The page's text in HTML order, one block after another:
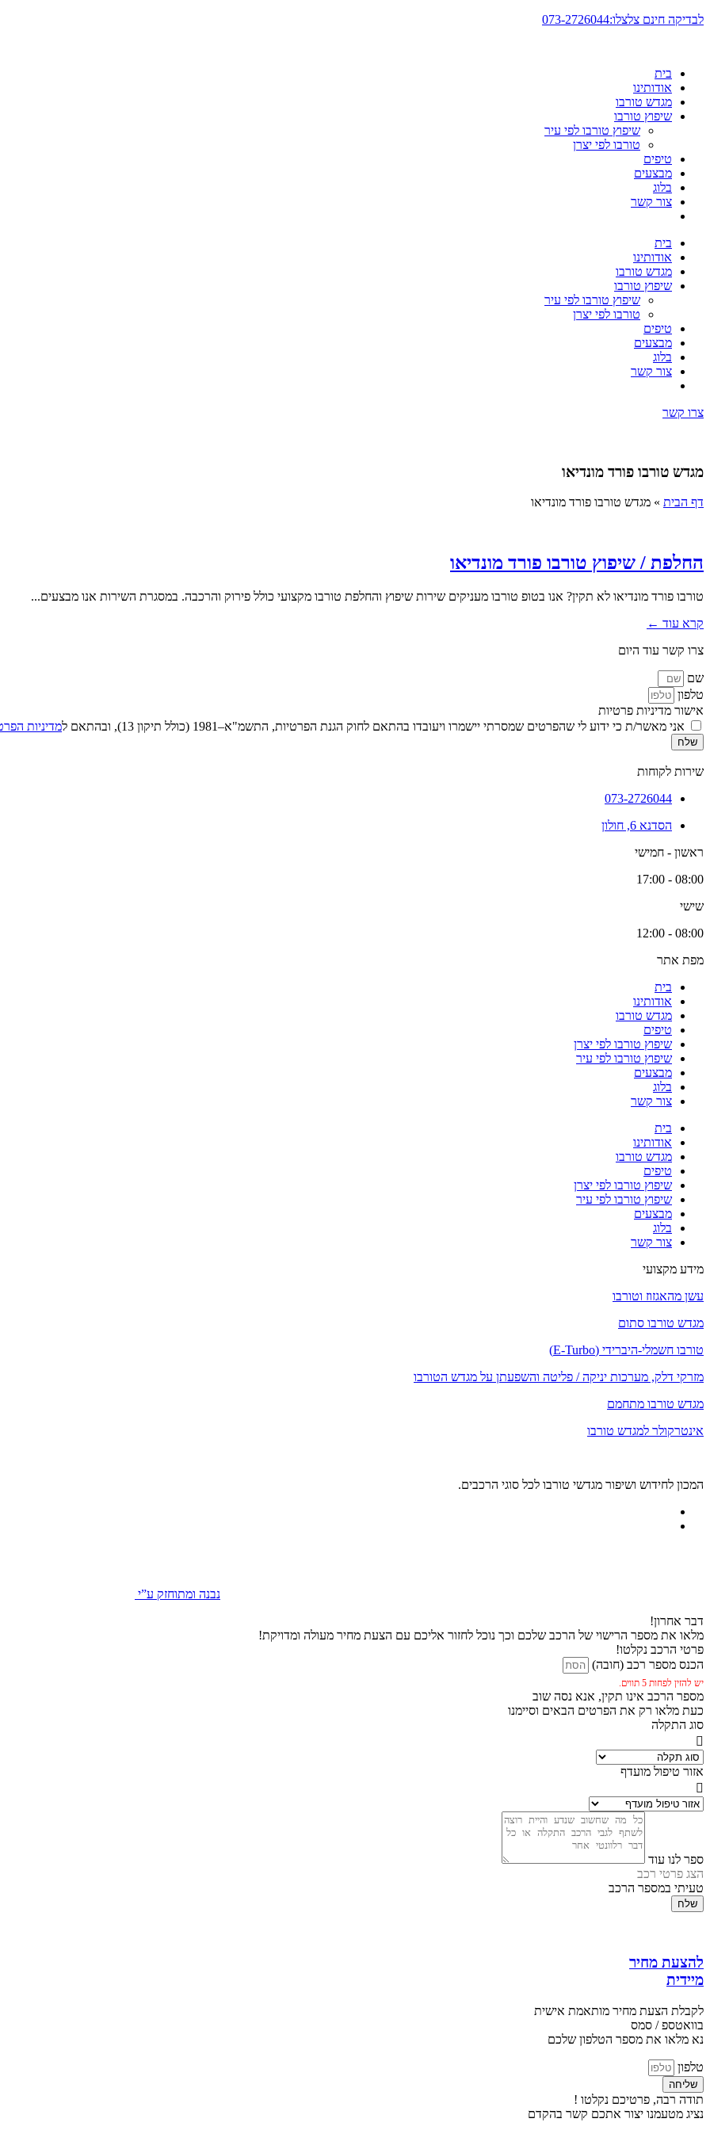
דלג
לבדיקה חינם צלצלו:073-2726044
בית
אודותינו
מגדש טורבו
שיפוץ טורבו
שיפוץ טורבו לפי עיר
טורבו לפי יצרן
טיפים
מבצעים
בלוג
צור קשר
בית
אודותינו
מגדש טורבו
שיפוץ טורבו
שיפוץ טורבו לפי עיר
טורבו לפי יצרן
טיפים
מבצעים
בלוג
צור קשר
צרו קשר
מגדש טורבו פורד מונדיאו
דף הבית » מגדש טורבו פורד מונדיאו
החלפת / שיפוץ טורבו פורד מונדיאו
טורבו פורד מונדיאו לא תקין? אנו בטופ טורבו מעניקים שירות שיפוץ והחלפת טורבו מקצועי כולל פירוק והרכבה. במסגרת השירות אנו מבצעים...
קרא עוד ←
צרו קשר עוד היום
שם
טלפון
אישור מדיניות פרטיות
אני מאשר/ת כי ידוע לי שהפרטים שמסרתי יישמרו ויעובדו בהתאם לחוק הגנת הפרטיות, התשמ"א–1981 (כולל תיקון 13), ובהתאם ל
מדיניות
שלח
שירות לקוחות
073-2726044
הסדנא 6, חולון
ראשון - חמישי
08:00 - 17:00
שישי
08:00 - 12:00
מפת אתר
בית
אודותינו
מגדש טורבו
טיפים
שיפוץ טורבו לפי יצרן
שיפוץ טורבו לפי עיר
מבצעים
בלוג
צור קשר
בית
אודותינו
מגדש טורבו
טיפים
שיפוץ טורבו לפי יצרן
שיפוץ טורבו לפי עיר
מבצעים
בלוג
צור קשר
מידע מקצועי
עשן מהאגזוז וטורבו
מגדש טורבו סתום
טורבו חשמלי-היברידי (E-Turbo)
מזרקי דלק, מערכות יניקה / פליטה והשפעתן על מגדש הטורבו
מגדש טורבו מתחמם
אינטרקולר למגדש טורבו
המכון לחידוש ושיפור מגדשי טורבו לכל סוגי הרכבים.
נבנה ומתוחזק ע”י
דבר אחרון!
מלאו את מספר הרישוי של הרכב שלכם וכך נוכל לחזור אליכם עם הצעת מחיר מעולה ומדויקת!
פרטי הרכב נקלטו!
הכנס מספר רכב (חובה)
יש להזין לפחות 5 תווים.
מספר הרכב אינו תקין, אנא נסה שוב
כעת מלאו רק את הפרטים הבאים וסיימנו
סוג התקלה
אזור טיפול מועדף
ספר לנו עוד
הצג פרטי רכב
טעיתי במספר הרכב
שלח
להצעת מחיר
מיידית
לקבלת הצעת מחיר מותאמת אישית
בוואטספ / סמס
נא מלאו את מספר הטלפון שלכם
טלפון
שליחה
תודה רבה, פרטיכם נקלטו !
נציג מטעמנו יצור אתכם קשר בהקדם